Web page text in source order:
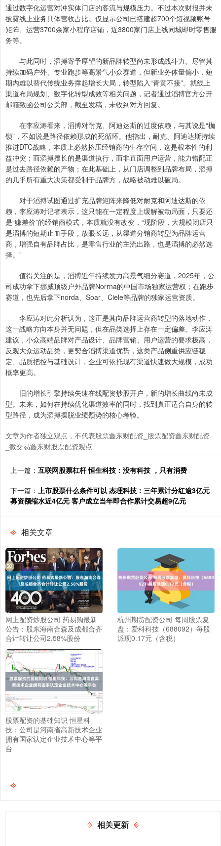
通过数字化运营对冲实体门店的客流与规模压力。不过本次财报并未
披露线上业务具体营收占比。仅显示公司已搭建超700个短视频账号
矩阵、运营3700余家小程序店铺，近3800家门店上线同城即时零售服
务等。
与此同时，滔搏寄予厚望的新品牌转型尚未形成战斗力。尽管其
持续加码户外、专业跑步等高景气小众赛道，但新业务体量偏小，短
期内难以替代传统业务撑起增长大局，转型陷入“青黄不接”。就线上
渠道布局规划、数字化转型成效等相关问题，记者通过滔搏官方公开
邮箱致函公司公关部，截至发稿，未收到对方回复。
在李应涛看来，滔搏对耐克、阿迪达斯的过度依赖，与其说是“枷
锁”，不如说是路径依赖形成的死循环。他指出，耐克、阿迪达斯持续
推进DTC战略，本质上必然挤压经销商的生存空间，这是根本性的利
益冲突；而滔搏擅长的是渠道执行，而非直面用户运营，能力错配正
是过去路径依赖的产物；在此基础上，从门店调整到品牌布局，滔搏
的几乎所有重大决策都受制于品牌方，战略被动难以破局。
对于滔搏试图通过扩充品牌矩阵来降低对耐克和阿迪达斯的依
赖，李应涛对记者表示，这只能在一定程度上缓解被动局面，只要还
是“赚差价”的经销商模式，本质就没有改变，“现阶段，大规模闭店只
是滔搏的短期止血手段，放眼长远，从渠道分销商转型为品牌运营
商，增强自有品牌占比，是零售行业的主流出路，也是滔搏的必然选
择。”
值得关注的是，滔搏近年持续发力高景气细分赛道，2025年，公
司成功拿下挪威顶级户外品牌Norrna的中国市场独家运营权；在跑步
赛道，也先后拿下norda、Soar、Ciele等品牌的独家运营资质。
李应涛对此分析认为，这正是其向品牌运营商转型的落地动作，
这一战略方向本身并无问题，但在品类选择上存在一定偏差。李应涛
建议，小众高端品牌对产品设计、品牌营销、用户运营的要求极高，
反观大众运动品类，更契合滔搏渠道优势，这类产品侧重供应链稳
定、品质把控与基础设计，企业可依托现有渠道快速做大规模，成功
概率更高。
旧的增长引擎持续失速在线配资炒股开户，新的增长曲线尚未成
型。未来，如何在持续优化渠道效率的同时，找到真正适合自身的转
型路径，成为滔搏摆脱业绩颓势的核心考验。
文章为作者独立观点，不代表股票鑫东财配资_股票配资鑫东财配资
_微交易鑫东财股票配资观点
上一篇： 互联网股票杠杆 恒生科技：没有科技 ，只有消费
下一篇： 上市股票什么条件可以 杰理科技：三年累计分红逾3亿元
募资额缩水近4亿元 客户成立当年即合作累计交易超9亿元
相关文章
网上配资炒股公司 药易购最新
公告：股东海南合森及成都合齐
合计转让公司2.58%股份
杭州期货配资公司 每周股票复
盘：爱科科技（688092）每股
派现0.17元（含税）
股票配资的基础知识 恒星科
技：公司是河南省高新技术企业
拥有国家认定企业技术中心等平
台
相关更新